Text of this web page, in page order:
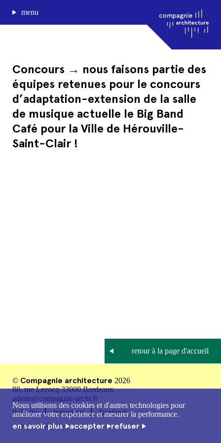
Nous utilisons des cookies et d'autres technologies pour
améliorer votre expérience et mesurer la performance.
en savoir plus accepter refuser
menu
journal de bord
projets
approche
agence
Compagnie architecture
Concours → nous faisons partie des
équipes retenues pour le concours
d’adaptation-extension de la salle
de musique actuelle le Big Band
Café pour la Ville de Hérouville-
Saint-Clair !
© Compagnie architecture 2026
88, rue Lecocq 33000 Bordeaux
admin@compagnie-archi.fr
linkedin
instagram
facebook
mentions légales